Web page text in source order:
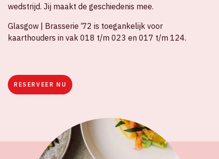
wedstrijd. Jij maakt de geschiedenis mee.
Glasgow | Brasserie ‘72 is toegankelijk voor
kaarthouders in vak 018 t/m 023 en 017 t/m 124.
RESERVEER NU